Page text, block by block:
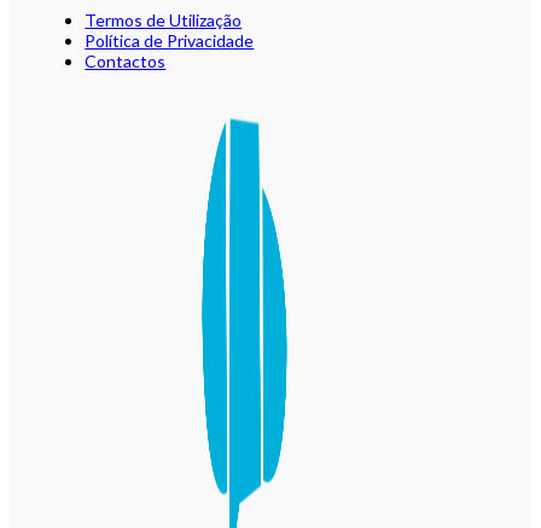
Termos de Utilização
Política de Privacidade
Contactos